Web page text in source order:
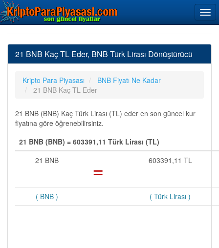
21 BNB Kaç TL Eder, BNB Türk Lirası Dönüştürücü
Kripto Para Piyasası
BNB Fiyatı Ne Kadar
21 BNB Kaç TL Eder
21 BNB (BNB) Kaç Türk Lirası (TL) eder en son güncel kur
fiyatına göre öğrenebilirsiniz.
21 BNB (BNB) = 603391,11 Türk Lirası (TL)
21 BNB
= 603391,11 TL
( BNB ) ( Türk Lirası )